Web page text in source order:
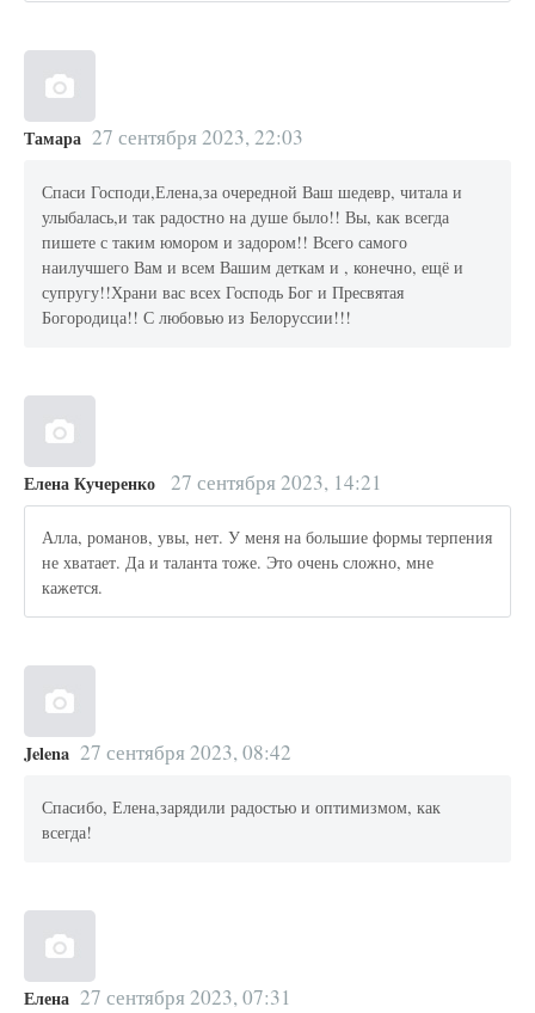
Тамара 27 сентября 2023, 22:03
Спаси Господи,Елена,за очередной Ваш шедевр, читала и
улыбалась,и так радостно на душе было!! Вы, как всегда
пишете с таким юмором и задором!! Всего самого
наилучшего Вам и всем Вашим деткам и , конечно, ещё и
супругу!!Храни вас всех Господь Бог и Пресвятая
Богородица!! С любовью из Белоруссии!!!
Елена Кучеренко 27 сентября 2023, 14:21
Алла, романов, увы, нет. У меня на большие формы терпения
не хватает. Да и таланта тоже. Это очень сложно, мне
кажется.
Jelena 27 сентября 2023, 08:42
Спасибо, Елена,зарядили радостью и оптимизмом, как
всегда!
Елена 27 сентября 2023, 07:31